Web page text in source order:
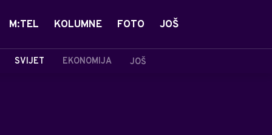
SVIJET EKONOMIJA JOŠ
M:TEL KOLUMNE FOTO JOŠ